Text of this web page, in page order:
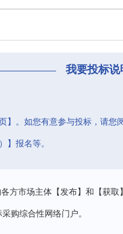
我要投标说
】。如您有意参与投标，请
】报名等。
方市场主体【发布】和【获
购综合性网络门户。